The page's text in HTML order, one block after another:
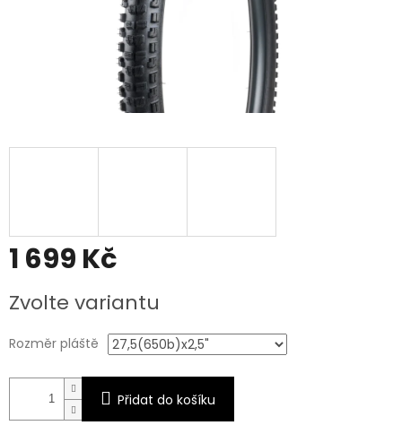
1 699 Kč
cena:
Zvolte variantu
Rozměr pláště
Přidat do košíku